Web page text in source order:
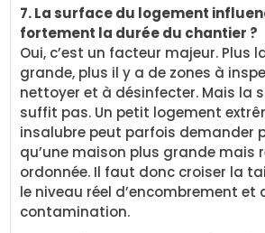
7. La surface du logement
fortement la durée du chantier ?
Oui, c’est un facteur majeur. Plus
grande, plus il y a de zones à
nettoyer et à désinfecter. Mais la
suffit pas. Un petit logement
insalubre peut parfois demander
qu’une maison plus grande mais
ordonnée. Il faut donc croiser la
le niveau réel d’encombrement et
contamination.